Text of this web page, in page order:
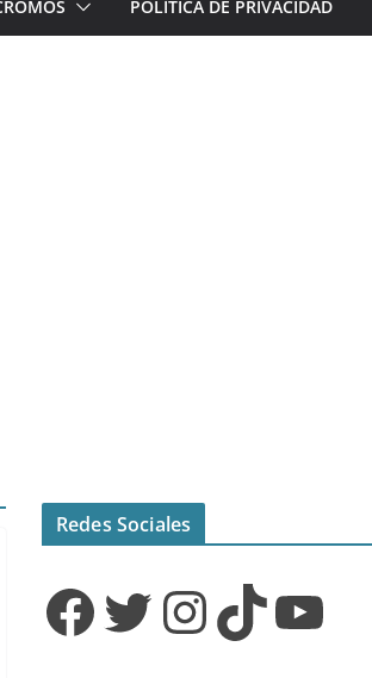
POLÍTICA DE PRIVACIDAD
Redes Sociales
Facebook Twitter InstagramTikTok YouTube